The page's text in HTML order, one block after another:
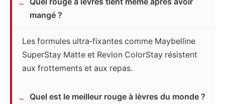
mangé ?
Les formules ultra‑fixantes comme Maybelline
SuperStay Matte et Revlon ColorStay résistent
aux frottements et aux repas.
Quel est le meilleur rouge à lèvres du monde ?